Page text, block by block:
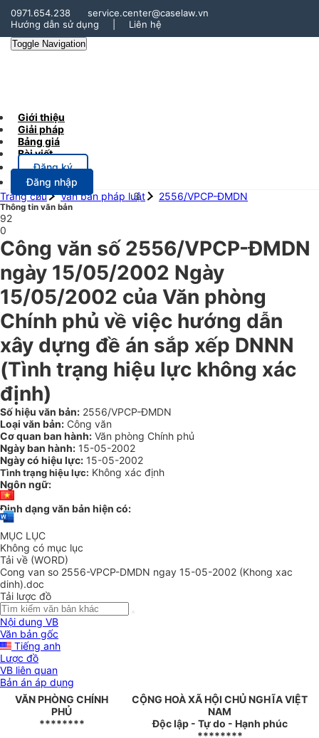
0971.654.238
service.center@caselaw.vn
Hướng dẫn sử dụng
Liên hệ
Toggle Navigation
Giới thiệu
Giải pháp
Bảng giá
Bài viết
Đăng ký
Đăng nhập
Trang chủ
Văn bản pháp luật 2556/VPCP-ĐMDN
Thông tin văn bản
92
0
Công văn số 2556/VPCP-ĐMDN
ngày 15/05/2002 Ngày
15/05/2002 của Văn phòng
Chính phủ về việc hướng dẫn
xây dựng đề án sắp xếp DNNN
(Tình trạng hiệu lực không xác
định)
Số hiệu văn bản: 2556/VPCP-ĐMDN
Loại văn bản: Công văn
Cơ quan ban hành: Văn phòng Chính phủ
Ngày ban hành: 15-05-2002
Ngày có hiệu lực: 15-05-2002
Tình trạng hiệu lực: Không xác định
Ngôn ngữ:
Định dạng văn bản hiện có:
MỤC LỤC
Không có mục lục
Tải về (WORD)
Cong van so 2556-VPCP-DMDN ngay 15-05-2002 (Khong xac
dinh).doc
Tải lược đồ
Nội dung VB
Văn bản gốc
Tiếng anh
Lược đồ
VB liên quan
Bản án áp dụng
VĂN PHÒNG CHÍNH
PHỦ
********
CỘNG HOÀ XÃ HỘI CHỦ NGHĨA VIỆT
NAM
Độc lập - Tự do - Hạnh phúc
********